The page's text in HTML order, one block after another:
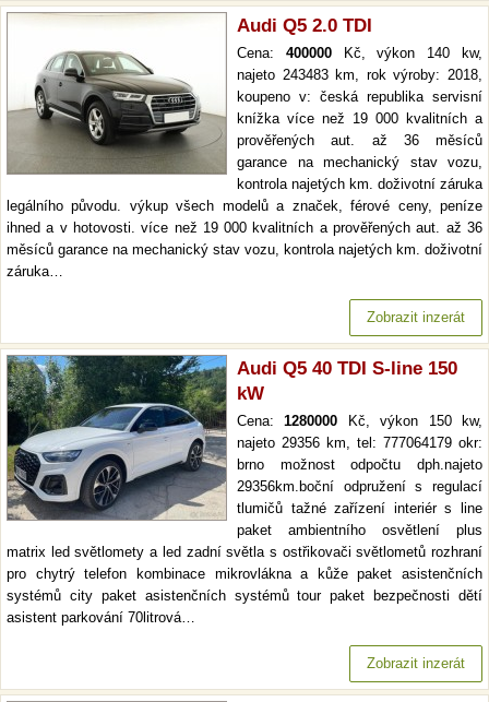
Audi Q5 2.0 TDI
Cena: 400000Kč, výkon 140 kw,
najeto 243483 km, rok výroby: 2018,
koupeno v: česká republika servisní
knížka více než 19 000 kvalitních a
prověřených aut. až 36 měsíců
garance na mechanický stav vozu,
kontrola najetých km. doživotní záruka
legálního původu. výkup všech modelů a značek, férové ceny, peníze
ihned a v hotovosti. více než 19 000 kvalitních a prověřených aut. až 36
měsíců garance na mechanický stav vozu, kontrola najetých km. doživotní
záruka…
Zobrazit inzerát
Audi Q5 40 TDI S-line 150
kW
Cena:1280000 Kč, výkon 150 kw,
najeto 29356 km, tel: 777064179 okr:
brno možnost odpočtu dph.najeto
29356km.boční odpružení s regulací
tlumičů tažné zařízení interiér s line
paket ambientního osvětlení plus
matrix led světlomety a led zadní světla s ostřikovači světlometů rozhraní
pro chytrý telefon kombinace mikrovlákna a kůže paket asistenčních
systémů city paket asistenčních systémů tour paket bezpečnosti dětí
asistent parkování 70litrová…
Zobrazit inzerát